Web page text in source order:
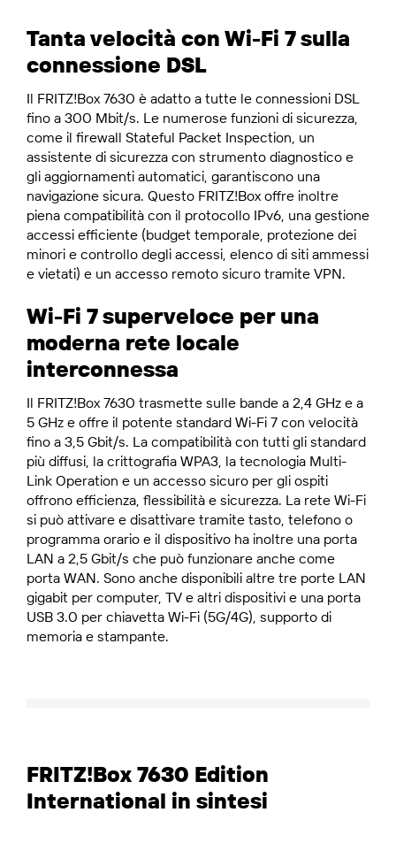
Tanta velocità con Wi-Fi 7 sulla
connessione DSL
Il FRITZ!Box 7630 è adatto a tutte le connessioni DSL
fino a 300 Mbit/s. Le numerose funzioni di sicurezza,
come il firewall Stateful Packet Inspection, un
assistente di sicurezza con strumento diagnostico e
gli aggiornamenti automatici, garantiscono una
navigazione sicura. Questo FRITZ!Box offre inoltre
piena compatibilità con il protocollo IPv6, una gestione
accessi efficiente (budget temporale, protezione dei
minori e controllo degli accessi, elenco di siti ammessi
e vietati) e un accesso remoto sicuro tramite VPN.
Wi-Fi 7 superveloce per una
moderna rete locale
interconnessa
Il FRITZ!Box 7630 trasmette sulle bande a 2,4 GHz e a
5 GHz e offre il potente standard Wi-Fi 7 con velocità
fino a 3,5 Gbit/s. La compatibilità con tutti gli standard
più diffusi, la crittografia WPA3, la tecnologia Multi-
Link Operation e un accesso sicuro per gli ospiti
offrono efficienza, flessibilità e sicurezza. La rete Wi-Fi
si può attivare e disattivare tramite tasto, telefono o
programma orario e il dispositivo ha inoltre una porta
LAN a 2,5 Gbit/s che può funzionare anche come
porta WAN. Sono anche disponibili altre tre porte LAN
gigabit per computer, TV e altri dispositivi e una porta
USB 3.0 per chiavetta Wi-Fi (5G/4G), supporto di
memoria e stampante.
FRITZ!Box 7630 Edition
International in sintesi